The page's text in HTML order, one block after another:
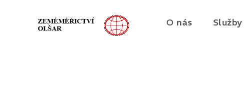
O nás Služby